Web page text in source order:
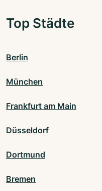
Top Städte
Berlin
München
Frankfurt am Main
Düsseldorf
Dortmund
Bremen